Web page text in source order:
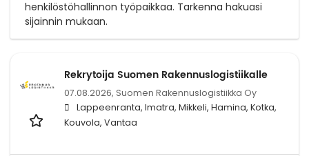
henkilöstöhallinnon työpaikkaa. Tarkenna hakuasi
sijainnin mukaan.
Rekrytoija Suomen Rakennuslogistiikalle
07.08.2026, Suomen Rakennuslogistiikka Oy
Lappeenranta, Imatra, Mikkeli, Hamina, Kotka,
Kouvola, Vantaa